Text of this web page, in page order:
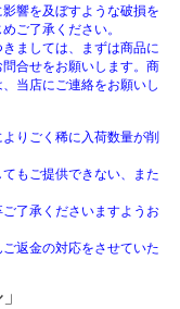
響を及ぼすような破損を
ご了承ください。
ましては、まずは商品に
合せをお願いします。商
当店にご連絡をお願いし
りごく稀に入荷数量が削
もご提供できない、また
了承くださいますようお
返金の対応をさせていた